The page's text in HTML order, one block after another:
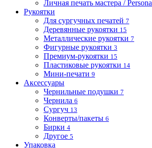
Личная печать мастера /
Рукоятки
Для сургучных печатей 7
Деревянные рукоятки 15
Металлические рукоятки 7
Фигурные рукоятки 3
Премиум-рукоятки 15
Пластиковые рукоятки 14
Мини-печати 9
Аксессуары
Чернильные подушки 7
Чернила 6
Сургуч 13
Конверты/пакеты 6
Бирки 4
Другое 5
Упаковка